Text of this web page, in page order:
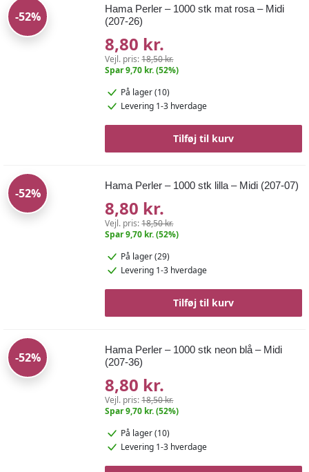
-52%
Hama Perler – 1000 stk mat rosa – Midi
(207-26)
8,80 kr.
Vejl. pris:18,50 kr.
Spar 9,70 kr. (52%)
På lager (10)
Levering 1-3 hverdage
Tilføj til kurv
-52%
Hama Perler – 1000 stk lilla – Midi (207-07)
8,80 kr.
Vejl. pris:18,50 kr.
Spar 9,70 kr. (52%)
På lager (29)
Levering 1-3 hverdage
Tilføj til kurv
-52%
Hama Perler – 1000 stk neon blå – Midi
(207-36)
8,80 kr.
Vejl. pris:18,50 kr.
Spar 9,70 kr. (52%)
På lager (10)
Levering 1-3 hverdage